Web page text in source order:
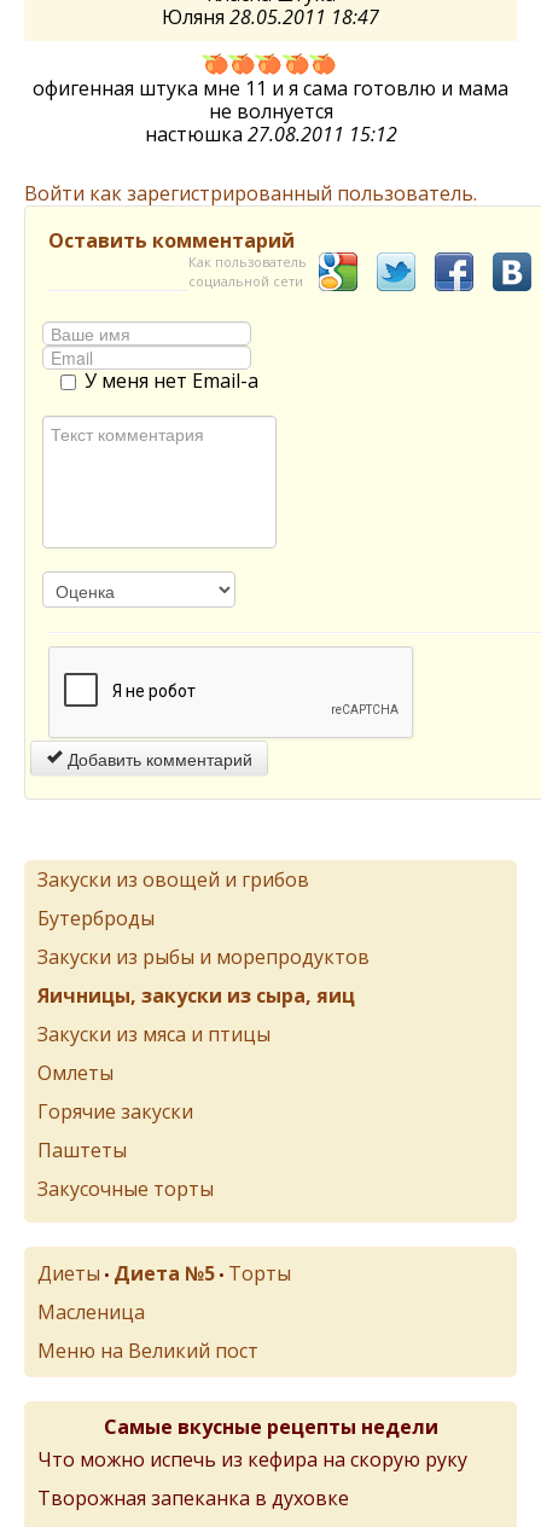
Юляня 28.05.2011 18:47
офигенная штука мне 11 и я сама готовлю и мама
не волнуется
настюшка 27.08.2011 15:12
Войти как зарегистрированный пользователь.
Оставить комментарий
Как пользователь
социальной сети
У меня нет Email-а
Добавить комментарий
Закуски из овощей и грибов
Бутерброды
Закуски из рыбы и морепродуктов
Яичницы, закуски из сыра, яиц
Закуски из мяса и птицы
Омлеты
Горячие закуски
Паштеты
Закусочные торты
Диеты • Диета №5 • Торты
Масленица
Меню на Великий пост
Самые вкусные рецепты недели
Что можно испечь из кефира на скорую руку
Творожная запеканка в духовке